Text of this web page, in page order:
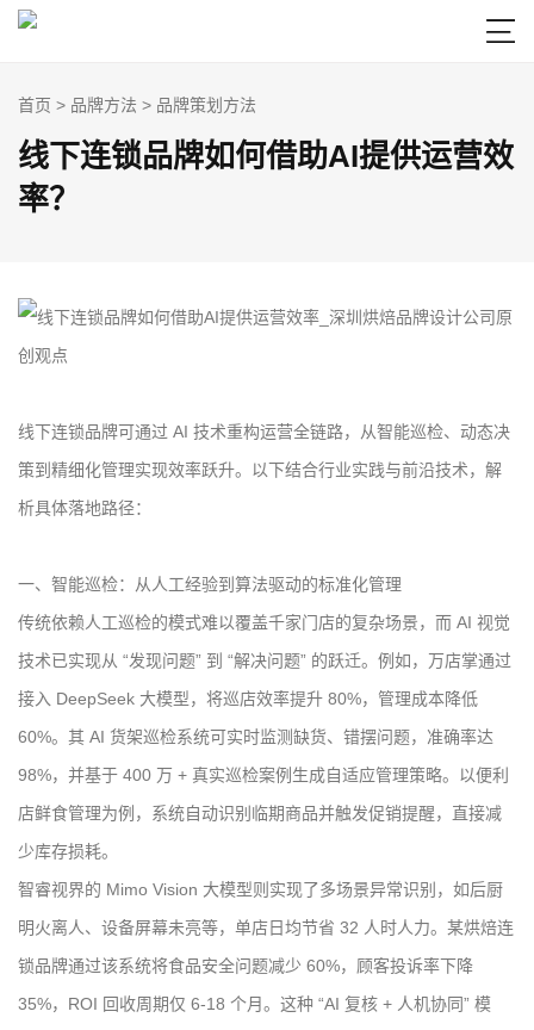

首页 > 品牌方法 > 品牌策划方法
线下连锁品牌如何借助AI提供运营效
率？
线下连锁品牌可通过 AI 技术重构运营全链路，从智能巡检、动态决
策到精细化管理实现效率跃升。以下结合行业实践与前沿技术，解
析具体落地路径：
一、智能巡检：从人工经验到算法驱动的标准化管理
传统依赖人工巡检的模式难以覆盖千家门店的复杂场景，而 AI 视觉
技术已实现从 “发现问题” 到 “解决问题” 的跃迁。例如，万店掌通过
接入 DeepSeek 大模型，将巡店效率提升 80%，管理成本降低
60%。其 AI 货架巡检系统可实时监测缺货、错摆问题，准确率达
98%，并基于 400 万 + 真实巡检案例生成自适应管理策略。以便利
店鲜食管理为例，系统自动识别临期商品并触发促销提醒，直接减
少库存损耗。
智睿视界的 Mimo Vision 大模型则实现了多场景异常识别，如后厨
明火离人、设备屏幕未亮等，单店日均节省 32 人时人力。某烘焙连
锁品牌通过该系统将食品安全问题减少 60%，顾客投诉率下降
35%，ROI 回收周期仅 6-18 个月。这种 “AI 复核 + 人机协同” 模